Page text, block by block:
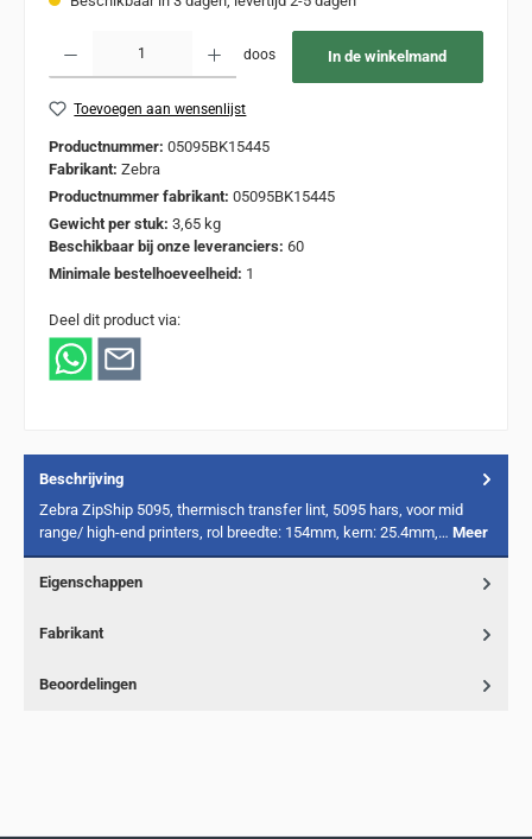
doos In de winkelmand
Toevoegen aan wensenlijst
Productnummer: 05095BK15445
Fabrikant: Zebra
Productnummer fabrikant: 05095BK15445
Gewicht per stuk: 3,65 kg
Beschikbaar bij onze leveranciers: 60
Minimale bestelhoeveelheid: 1
Deel dit product via:
Beschrijving
Zebra ZipShip 5095, thermisch transfer lint, 5095 hars, voor mid
range/ high-end printers, rol breedte: 154mm, kern: 25.4mm,… Meer
Eigenschappen
Fabrikant
Beoordelingen